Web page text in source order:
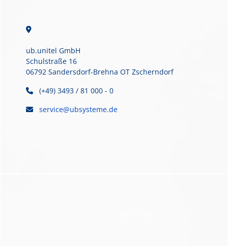
ub.unitel GmbH
Schulstraße 16
06792 Sandersdorf-Brehna OT Zscherndorf
(+49) 3493 / 81 000 - 0
service@ubsysteme.de